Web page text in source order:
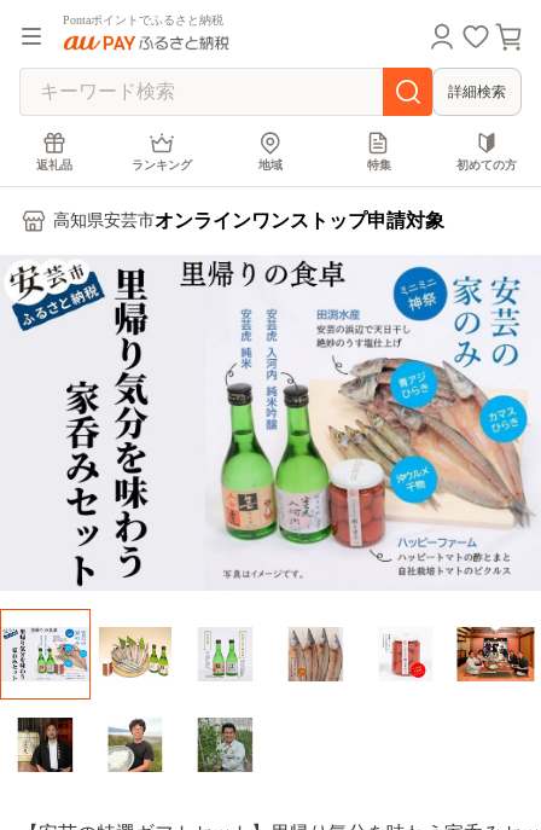
Pontaポイントでふるさと納税
詳細検索
返礼品 ランキング 地域 特集 初めての方
高知県安芸市オンラインワンストップ申請対象